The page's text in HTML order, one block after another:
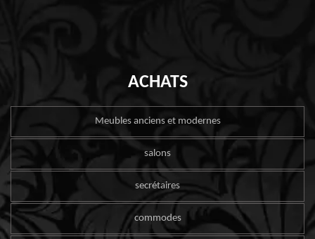
ACHATS
Meubles anciens et modernes
salons
secrétaires
commodes